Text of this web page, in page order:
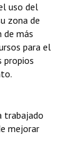
uso del
zona de
de más
para el
propios
trabajado
mejorar